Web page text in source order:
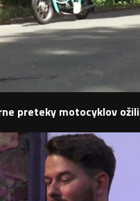
preteky motocyklov ožili